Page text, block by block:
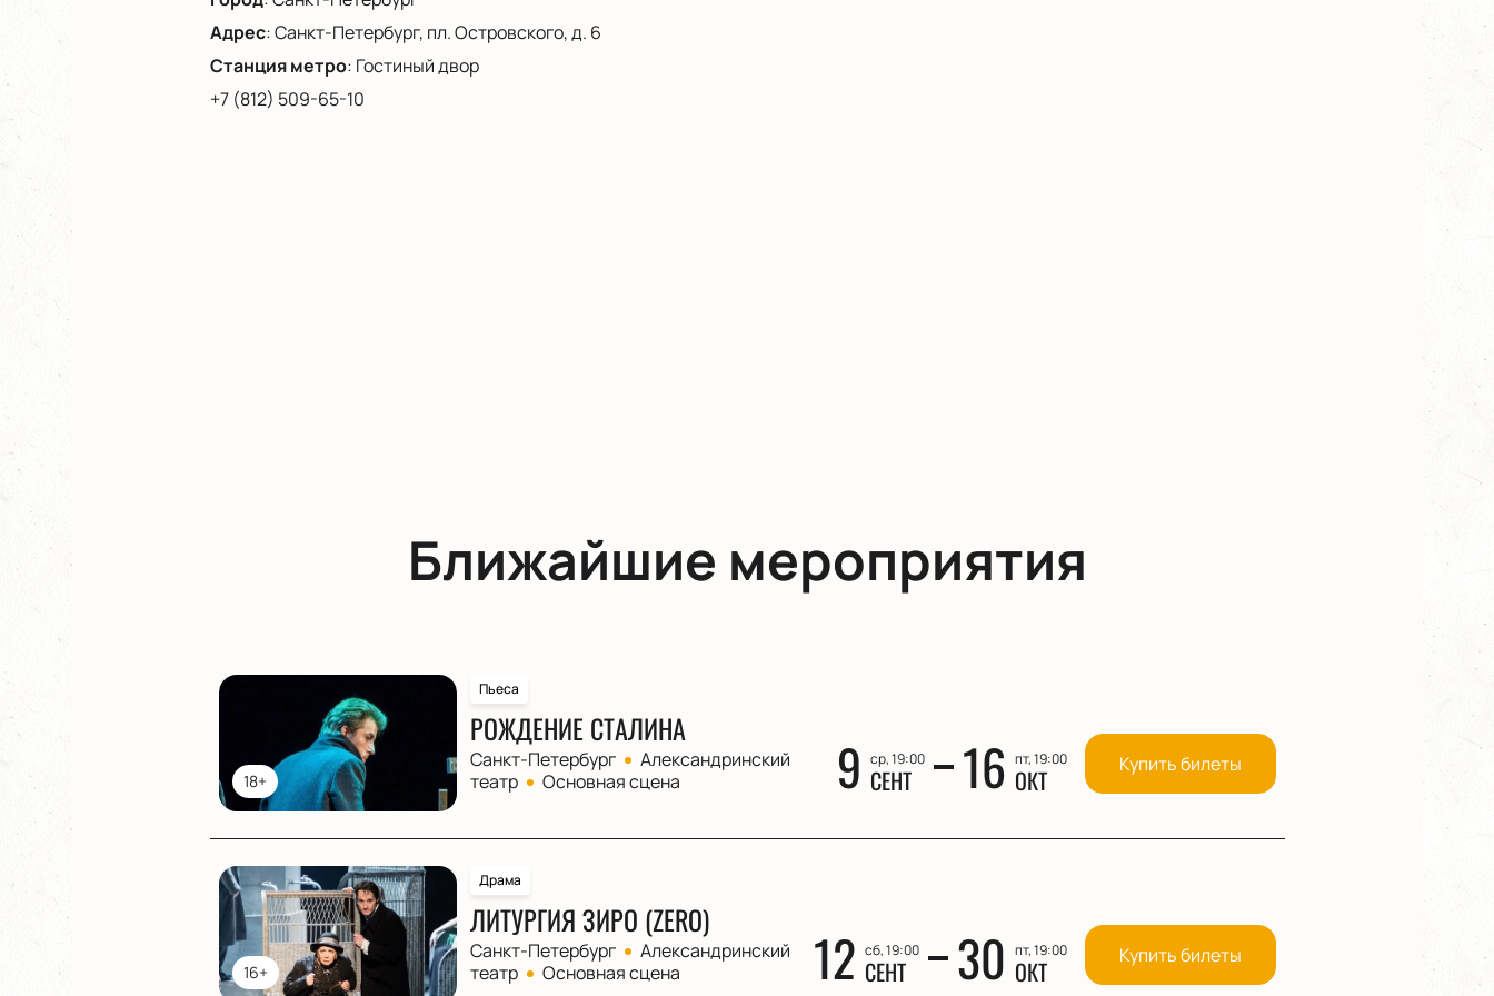
Адрес:Санкт-Петербург, пл. Островского, д. 6
Станция метро: Гостиный двор
+7 (812) 509-65-10
Ближайшие мероприятия
18+
Пьеса
РОЖДЕНИЕ СТАЛИНА
Санкт-Петербург
Александринский
театр
Основная сцена 9 ср, 19:00
СЕНТ 16 пт, 19:00
ОКТ Купить билеты
16+
Драма
ЛИТУРГИЯ ЗИРО (ZERO)
Санкт-Петербург
Александринский
театр
Основная сцена 12 сб, 19:00
СЕНТ 30 пт, 19:00
ОКТ Купить билеты